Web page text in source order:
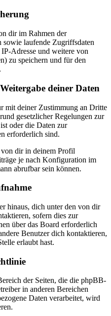
dir im Rahmen der
sowie laufende Zugriffsdaten
Adresse und weitere von
zu speichern und für den
deiner Daten
mit deiner Zustimmung an Dritte
gesetzlicher Regelungen zur
oder die Daten zur
erforderlich sind.
dir in deinem Profil
je nach Konfiguration im
abrufbar sein können.
hinaus, dich unter den von dir
sofern dies zur
über das Board erforderlich
Benutzer dich kontaktieren,
erlaubt hast.
der Seiten, die die phpBB-
in anderen Bereichen
Daten verarbeitet, wird